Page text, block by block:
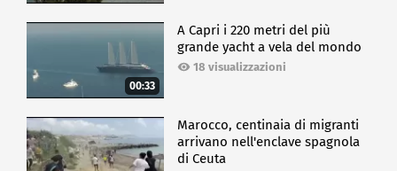
00:33
A Capri i 220 metri del più
grande yacht a vela del mondo
18 visualizzazioni
Marocco, centinaia di migranti
arrivano nell'enclave spagnola
di Ceuta